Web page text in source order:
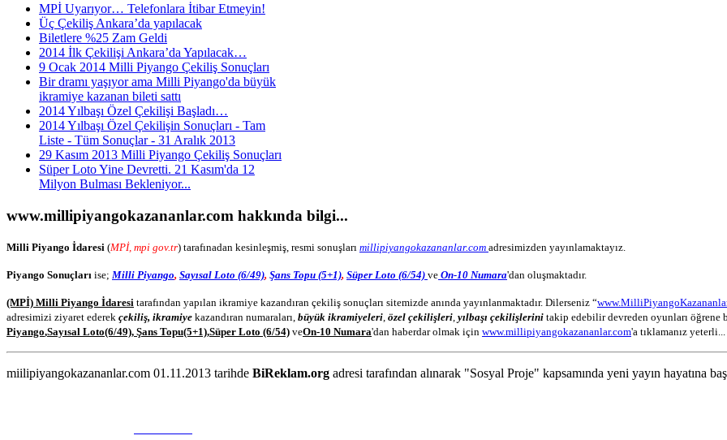
MPİ Uyarıyor… Telefonlara İtibar Etmeyin!
Üç Çekiliş Ankara’da yapılacak
Biletlere %25 Zam Geldi
2014 İlk Çekilişi Ankara’da Yapılacak…
9 Ocak 2014 Milli Piyango Çekiliş Sonuçları
Bir dramı yaşıyor ama Milli Piyango'da büyük
ikramiye kazanan bileti sattı
2014 Yılbaşı Özel Çekilişi Başladı…
2014 Yılbaşı Özel Çekilişin Sonuçları - Tam
Liste - Tüm Sonuçlar - 31 Aralık 2013
29 Kasım 2013 Milli Piyango Çekiliş Sonuçları
Süper Loto Yine Devretti. 21 Kasım'da 12
Milyon Bulması Bekleniyor...
www.millipiyangokazananlar.com hakkında bilgi...
Milli Piyango İdaresi (MPİ, mpi gov.tr) tarafınadan kesinleşmiş, resmi sonuşları millipiyangokazananlar.com adresimizden yayınlamaktayız.
Piyango Sonuçları ise; Milli Piyango, Sayısal Loto (6/49), Şans Topu (5+1), Süper Loto (6/54) ve On-10 Numara'dan oluşmaktadır.
(MPİ) Milli Piyango İdaresi tarafından yapılan ikramiye kazandıran çekiliş sonuçları sitemizde anında yayınlanmaktadır. Dilerseniz “
adresimizi ziyaret ederek çekiliş, ikramiye kazandıran numaraları, büyük ikramiyeleri, özel çekilişleri, yılbaşı çekilişlerini takip edebilir devreden oyunları öğrene
Piyango,Sayısal Loto(6/49), Şans Topu(5+1),Süper Loto (6/54) veOn-10 Numara'dan haberdar olmak için www.millipiyangokazananlar.com'a tıklamanız yeterli...
miilipiyangokazananlar.com 01.11.2013 tarihde BiReklam.org adresi tarafından alınarak "Sosyal Proje" kapsamında yeni yayın hayatına